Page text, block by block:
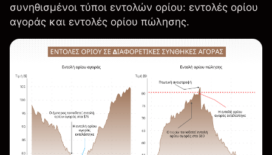
συνηθισμένοι τύποι εντολών ορίου: εντολές ορίου
αγοράς και εντολές ορίου πώλησης.